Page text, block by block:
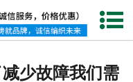
网站首页
少故障我们需